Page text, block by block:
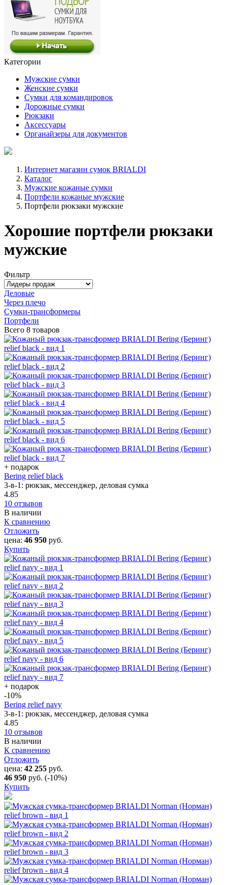
Категории
Мужские сумки
Женские сумки
Сумки для командировок
Дорожные сумки
Рюкзаки
Аксессуары
Органайзеры для документов
Интернет магазин сумок BRIALDI
Каталог
Мужские кожаные сумки
Портфели кожаные мужские
Портфели рюкзаки мужские
Хорошие портфели рюкзаки
мужские
Фильтр
Деловые
Через плечо
Сумки-трансформеры
Портфели
Всего 8 товаров
+ подарок
Bering relief black
3-в-1: рюкзак, мессенджер, деловая сумка
4.85
10 отзывов
В наличии
К сравнению
Отложить
цена: 46 950 руб.
Купить
+ подарок
-10%
Bering relief navy
3-в-1: рюкзак, мессенджер, деловая сумка
4.85
10 отзывов
В наличии
К сравнению
Отложить
цена: 42 255 руб.
46 950 руб. (-10%)
Купить